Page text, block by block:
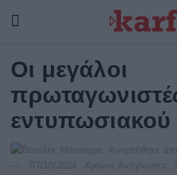
Οι μεγάλοι
Αναρτήθηκε από
07/10/2024
Χρόνος Ανάγνωσης: 1